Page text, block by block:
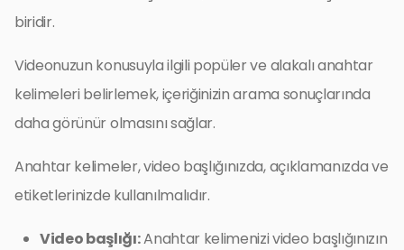
biridir.
Videonuzun konusuyla ilgili popüler ve alakalı anahtar
kelimeleri belirlemek, içeriğinizin arama sonuçlarında
daha görünür olmasını sağlar.
Anahtar kelimeler, video başlığınızda, açıklamanızda ve
etiketlerinizde kullanılmalıdır.
Video başlığı:Anahtar kelimenizi video başlığınızın